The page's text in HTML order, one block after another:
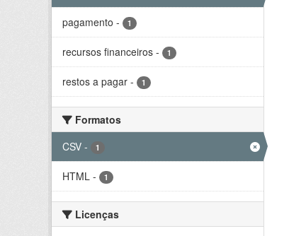
pagamento - 1
recursos financeiros - 1
restos a pagar - 1
Formatos
CSV - 1
HTML - 1
Licenças